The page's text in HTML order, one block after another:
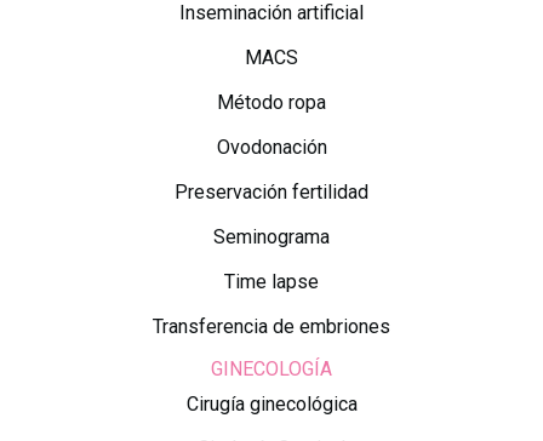
Inseminación artificial
MACS
Método ropa
Ovodonación
Preservación fertilidad
Seminograma
Time lapse
Transferencia de embriones
GINECOLOGÍA
Cirugía ginecológica